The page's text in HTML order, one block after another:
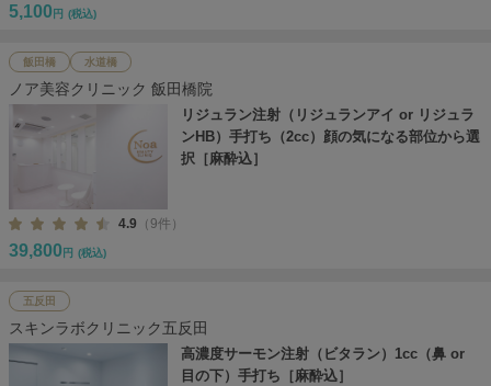
5,100 円 (税込)
飯田橋 水道橋
ノア美容クリニック 飯田橋院
リジュラン注射（リジュランアイ or リジュラ
ンHB）手打ち（2cc）顔の気になる部位から選
択［麻酔込］
4.9 （9件）
39,800 円 (税込)
五反田
スキンラボクリニック五反田
高濃度サーモン注射（ビタラン）1cc（鼻 or
目の下）手打ち［麻酔込］